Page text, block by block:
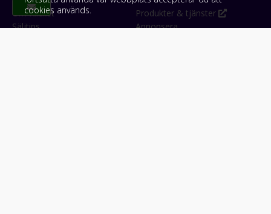
Om Klicket
Säljtips
Produkter & tjänster
Annonsera
cookies används.